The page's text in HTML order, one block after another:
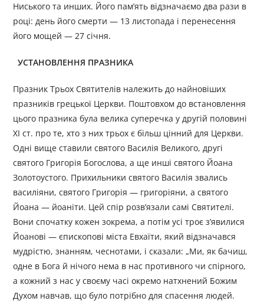
Ниського та инших. Його пам’ять відзначаємо два рази в
році: день його смерти — 13 листопада і перенесення
його мощей — 27 січня.
УСТАНОВЛЕННЯ ПРАЗНИКА
Празник Трьох Святителів належить до найновіших
празників грецької Церкви. Поштовхом до встановлення
цього празника була велика суперечка у другій половині
XI ст. про те, хто з них трьох є більш цінний для Церкви.
Одні вище ставили святого Василія Великого, другі
святого Григорія Богослова, а ще инші святого Йоана
Золотоустого. Прихильники святого Василія звались
васи­ліяни, святого Григорія — григоріяни, а святого
Йоана — йоаніти. Цей спір розв’язали самі Святителі.
Вони спочатку кожен зокрема, а потім усі троє з’явилися
Йоанові — єпископові міста Евхаїти, який відзначався
мудрістю, знанням, чеснотами, і сказали: „Ми, як бачиш,
одне в Бога й нічого нема в нас противного чи спірного,
а кожний з нас у своєму часі окремо натхнений Божим
Духом навчав, що було потрібно для спасення людей.